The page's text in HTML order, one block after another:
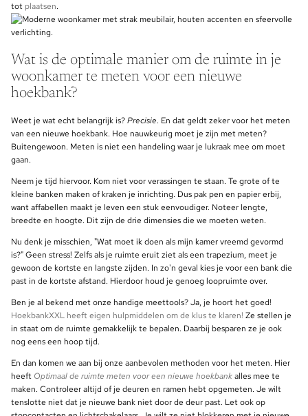
tot plaatsen.
Wat is de optimale manier om de ruimte in je
woonkamer te meten voor een nieuwe
hoekbank?
Weet je wat echt belangrijk is?Precisie. En dat geldt zeker voor het meten
van een nieuwe hoekbank. Hoe nauwkeurig moet je zijn met meten?
Buitengewoon. Meten is niet een handeling waar je lukraak mee om moet
gaan.
Neem je tijd hiervoor. Kom niet voor verassingen te staan. Te grote of te
kleine banken maken of kraken je inrichting. Dus pak pen en papier erbij,
want affabellen maakt je leven een stuk eenvoudiger. Noteer lengte,
breedte en hoogte. Dit zijn de drie dimensies die we moeten weten.
Nu denk je misschien, "Wat moet ik doen als mijn kamer vreemd gevormd
is?" Geen stress! Zelfs als je ruimte eruit ziet als een trapezium, meet je
gewoon de kortste en langste zijden. In zo'n geval kies je voor een bank die
past in de kortste afstand. Hierdoor houd je genoeg loopruimte over.
Ben je al bekend met onze handige meettools? Ja, je hoort het goed!
HoekbankXXL heeft eigen hulpmiddelen om de klus te klaren! Ze stellen je
in staat om de ruimte gemakkelijk te bepalen. Daarbij besparen ze je ook
nog eens een hoop tijd.
En dan komen we aan bij onze aanbevolen methoden voor het meten. Hier
heeft Optimaal de ruimte meten voor een nieuwe hoekbankalles mee te
maken. Controleer altijd of je deuren en ramen hebt opgemeten. Je wilt
tenslotte niet dat je nieuwe bank niet door de deur past. Let ook op